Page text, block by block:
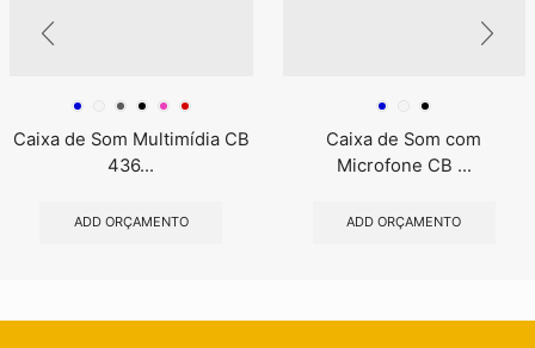
Caixa de Som Multimídia CB
436...
ADD ORÇAMENTO
Caixa de Som com
Microfone CB ...
ADD ORÇAMENTO